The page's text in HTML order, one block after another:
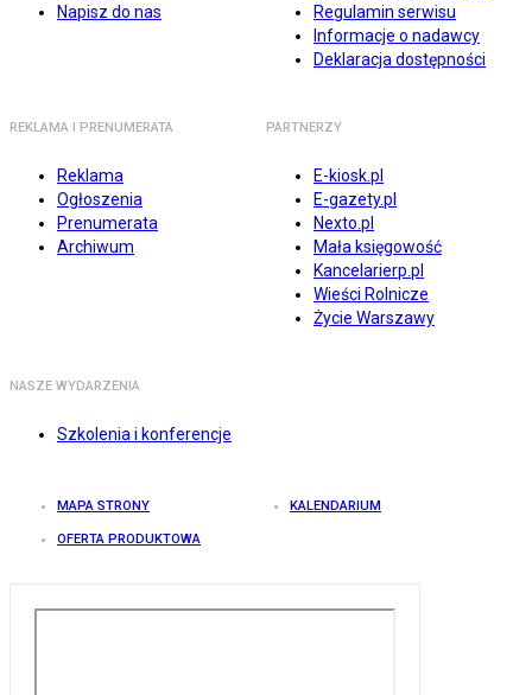
Napisz do nas
Regulamin serwisu
Informacje o nadawcy
Deklaracja dostępności
REKLAMA I PRENUMERATA
Reklama
Ogłoszenia
Prenumerata
Archiwum
PARTNERZY
E-kiosk.pl
E-gazety.pl
Nexto.pl
Mała księgowość
Kancelarierp.pl
Wieści Rolnicze
Życie Warszawy
NASZE WYDARZENIA
Szkolenia i konferencje
MAPA STRONY KALENDARIUM
OFERTA PRODUKTOWA